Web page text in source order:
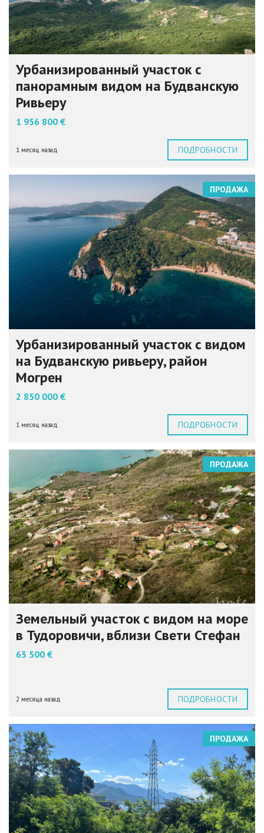
Урбанизированный участок с
панорамным видом на Будванскую
Ривьеру
1 956 800 €
1 месяц назад ПОДРОБНОСТИ
ПРОДАЖА
Урбанизированный участок с видом
на Будванскую ривьеру, район
Могрен
2 850 000 €
1 месяц назад ПОДРОБНОСТИ
ПРОДАЖА
Земельный участок с видом на море
в Тудоровичи, вблизи Свети Стефан
63 500 €
2 месяца назад ПОДРОБНОСТИ
ПРОДАЖА